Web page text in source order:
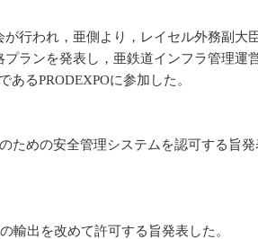
われ，亜側より，レイセル外務副大
ランを発表し，亜鉄道インフラ管理
るPRODEXPOに参加した。
めの安全管理システムを認可する旨
出を改めて許可する旨発表した。